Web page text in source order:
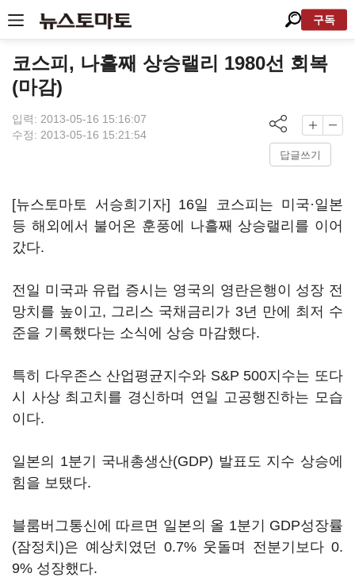
구독
코스피, 나흘째 상승랠리 1980선 회복
(마감)
입력: 2013-05-16 15:16:07
수정: 2013-05-16 15:21:54
답글쓰기
[뉴스토마토 서승희기자] 16일 코스피는 미국·일본
등 해외에서 불어온 훈풍에 나흘째 상승랠리를 이어
갔다.
전일 미국과 유럽 증시는 영국의 영란은행이 성장 전
망치를 높이고, 그리스 국채금리가 3년 만에 최저 수
준을 기록했다는 소식에 상승 마감했다.
특히 다우존스 산업평균지수와 S&P 500지수는 또다
시 사상 최고치를 경신하며 연일 고공행진하는 모습
이다.
일본의 1분기 국내총생산(GDP) 발표도 지수 상승에
힘을 보탰다.
블룸버그통신에 따르면 일본의 올 1분기 GDP성장률
(잠정치)은 예상치였던 0.7% 웃돌며 전분기보다 0.
9% 성장했다.